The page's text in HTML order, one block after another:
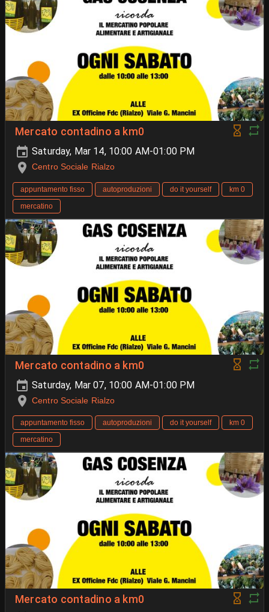
Mercato contadino a km0
Saturday, Mar 14, 10:00 AM-01:00 PM
Centro Sociale Rialzo
appuntamento fisso autoproduzioni do it yourself
km 0
mercatino
Mercato contadino a km0
Saturday, Mar 07, 10:00 AM-01:00 PM
Centro Sociale Rialzo
appuntamento fisso autoproduzioni do it yourself
km 0
mercatino
Mercato contadino a km0